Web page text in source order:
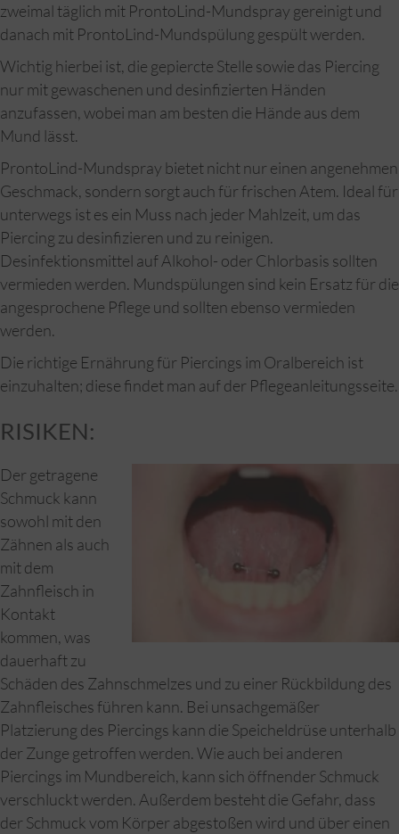
zweimal täglich mit ProntoLind-Mundspray gereinigt und
danach mit ProntoLind-Mundspülung gespült werden.
Wichtig hierbei ist, die gepiercte Stelle sowie das Piercing
nur mit gewaschenen und desinfizierten Händen
anzufassen, wobei man am besten die Hände aus dem
Mund lässt.
ProntoLind-Mundspray bietet nicht nur einen angenehmen
Geschmack, sondern sorgt auch für frischen Atem. Ideal für
unterwegs ist es ein Muss nach jeder Mahlzeit, um das
Piercing zu desinfizieren und zu reinigen.
Desinfektionsmittel auf Alkohol- oder Chlorbasis sollten
vermieden werden. Mundspülungen sind kein Ersatz für die
angesprochene Pflege und sollten ebenso vermieden
werden.
Die richtige Ernährung für Piercings im Oralbereich ist
einzuhalten; diese findet man auf der Pflegeanleitungsseite.
RISIKEN:
Der getragene
Schmuck kann
sowohl mit den
Zähnen als auch
mit dem
Zahnfleisch in
Kontakt
kommen, was
dauerhaft zu
Schäden des Zahnschmelzes und zu einer Rückbildung des
Zahnfleisches führen kann. Bei unsachgemäßer
Platzierung des Piercings kann die Speicheldrüse unterhalb
der Zunge getroffen werden. Wie auch bei anderen
Piercings im Mundbereich, kann sich öffnender Schmuck
verschluckt werden. Außerdem besteht die Gefahr, dass
der Schmuck vom Körper abgestoßen wird und über einen